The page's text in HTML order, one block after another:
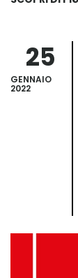
25
GENNAIO
2022